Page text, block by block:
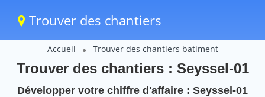
Trouver des chantiers
Accueil Trouver des chantiers batiment
Trouver des chantiers : Seyssel-01
Développer votre chiffre d'affaire : Seyssel-01